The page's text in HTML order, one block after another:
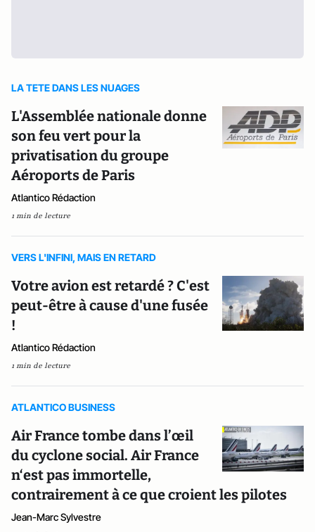
LA TETE DANS LES NUAGES
L'Assemblée nationale donne
son feu vert pour la
privatisation du groupe
Aéroports de Paris
Atlantico Rédaction
1 min de lecture
VERS L'INFINI, MAIS EN RETARD
Votre avion est retardé ? C'est
peut-être à cause d'une fusée
!
Atlantico Rédaction
1 min de lecture
ATLANTICO BUSINESS
Air France tombe dans l’œil
du cyclone social. Air France
n‘est pas immortelle,
contrairement à ce que croient les pilotes
Jean-Marc Sylvestre